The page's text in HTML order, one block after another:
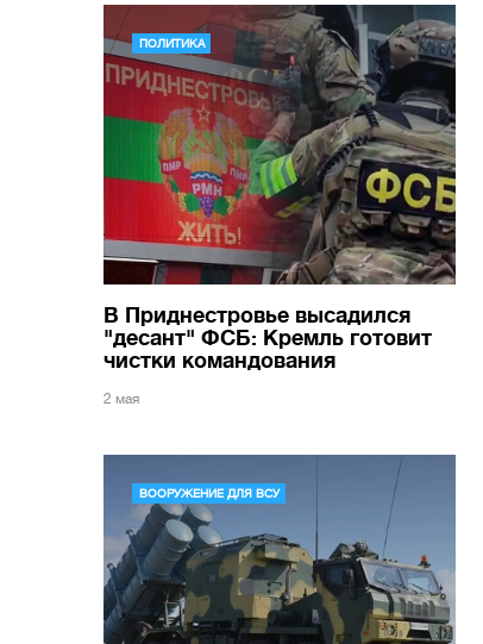
ПОЛИТИКА
В Приднестровье высадился
"десант" ФСБ: Кремль готовит
чистки командования
2 мая
ВООРУЖЕНИЕ ДЛЯ ВСУ